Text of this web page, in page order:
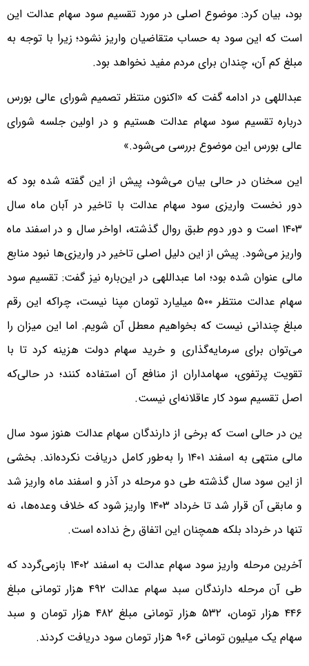
بود، بیان کرد: موضوع اصلی در مورد تقسیم سود سهام عدالت این
است که این سود به حساب متقاضیان واریز نشود؛ زیرا با توجه به
مبلغ کم آن، چندان برای مردم مفید نخواهد بود.
عبداللهی در ادامه گفت که «اکنون منتظر تصمیم شورای عالی بورس
درباره تقسیم سود سهام عدالت هستیم و در اولین جلسه شورای
عالی بورس این موضوع بررسی می‌شود.»
این سخنان در حالی بیان می‌شود، پیش از این گفته شده بود که
دور نخست واریزی سود سهام عدالت با تاخیر در آبان ماه سال
۱۴۰۳ است و دور دوم طبق روال گذشته، اواخر سال و در اسفند ماه
واریز می‌شود. پیش از این دلیل اصلی تاخیر در واریزی‌ها نبود منابع
مالی عنوان شده بود؛ اما عبداللهی در این‌باره نیز گفت: تقسیم سود
سهام عدالت منتظر ۵۰۰ میلیارد تومان مپنا نیست، چراکه این رقم
مبلغ چندانی نیست که بخواهیم معطل آن شویم. اما این میزان را
می‌توان برای سرمایه‌گذاری و خرید سهام دولت هزینه کرد تا با
تقویت پرتفوی، سهامداران از منافع آن استفاده کنند؛ در حالی‌که
اصل تقسیم سود کار عاقلانه‌ای نیست.
ین در حالی است که برخی از دارندگان سهام عدالت هنوز سود سال
مالی منتهی به اسفند ۱۴۰۱ را به‌طور کامل دریافت نکرده‌اند. بخشی
از این سود سال گذشته طی دو مرحله در آذر و اسفند ماه واریز شد
و مابقی آن قرار شد تا خرداد ۱۴۰۳ واریز شود که خلاف وعده‌ها، نه
تنها در خرداد بلکه همچنان این اتفاق رخ نداده است.
آخرین مرحله واریز سود سهام عدالت به اسفند ۱۴۰۲ بازمی‌گردد که
طی آن مرحله دارندگان سبد سهام عدالت ۴۹۲ هزار تومانی مبلغ
۴۴۶ هزار تومان، ۵۳۲ هزار تومانی مبلغ ۴۸۲ هزار تومان و سبد
سهام یک میلیون تومانی ۹۰۶ هزار تومان سود دریافت کردند.